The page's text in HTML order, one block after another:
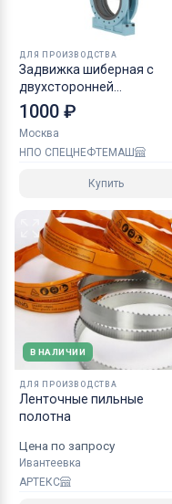
ДЛЯ ПРОИЗВОДСТВА
Задвижка шиберная с
двухсторонней
герметичностью с
внутренними резиновыми
вставк
1000 ₽
Москва
НПО СПЕЦНЕФТЕМАШ
Купить
В НАЛИЧИИ
ДЛЯ ПРОИЗВОДСТВА
Ленточные пильные
полотна
Цена по запросу
Ивантеевка
АРТЕКС